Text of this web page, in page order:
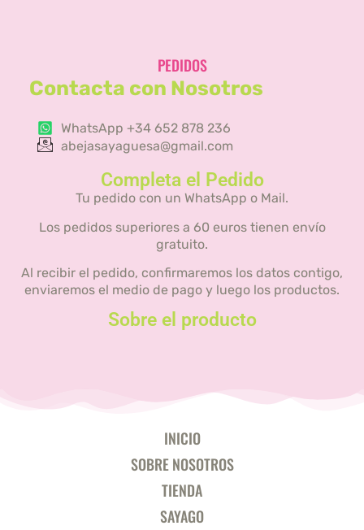
PEDIDOS
Contacta con Nosotros
WhatsApp +34 652 878 236
abejasayaguesa@gmail.com
Completa el Pedido
Tu pedido con un WhatsApp o Mail.
Los pedidos superiores a 60 euros tienen envío
gratuito.
Al recibir el pedido, confirmaremos los datos contigo,
enviaremos el medio de pago y luego los productos.
Sobre el producto
INICIO
SOBRE NOSOTROS
TIENDA
SAYAGO